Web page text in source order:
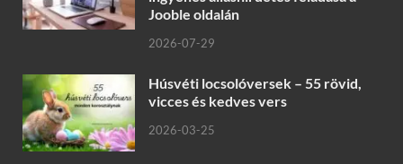
Jooble oldalán
2026-07-29
Húsvéti locsolóversek – 55 rövid,
vicces és kedves vers
2026-03-25